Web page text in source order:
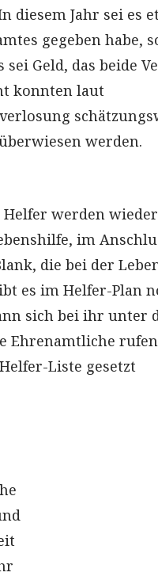
diesem Jahr sei es
gegeben habe,
Geld, das beide
konnten laut
werden.
werden
im
die bei der
es im Helfer-Plan
sich bei ihr unter
Ehrenamtliche
Liste gesetzt